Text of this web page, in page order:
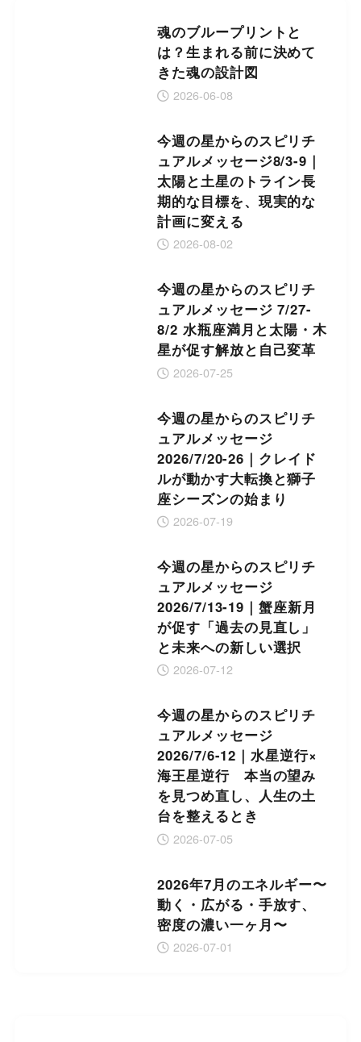
魂のブループリントと
は？生まれる前に決めて
きた魂の設計図
2026-06-08
今週の星からのスピリチ
ュアルメッセージ8/3-9｜
太陽と土星のトライン長
期的な目標を、現実的な
計画に変える
2026-08-02
今週の星からのスピリチ
ュアルメッセージ 7/27-
8/2 水瓶座満月と太陽・木
星が促す解放と自己変革
2026-07-25
今週の星からのスピリチ
ュアルメッセージ
2026/7/20-26｜クレイド
ルが動かす大転換と獅子
座シーズンの始まり
2026-07-19
今週の星からのスピリチ
ュアルメッセージ
2026/7/13-19｜蟹座新月
が促す「過去の見直し」
と未来への新しい選択
2026-07-12
今週の星からのスピリチ
ュアルメッセージ
2026/7/6-12｜水星逆行×
海王星逆行 本当の望み
を見つめ直し、人生の土
台を整えるとき
2026-07-05
2026年7月のエネルギー〜
動く・広がる・手放す、
密度の濃い一ヶ月〜
2026-07-01